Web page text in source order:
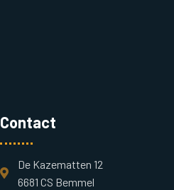
Contact
De Kazematten 12
6681 CS Bemmel